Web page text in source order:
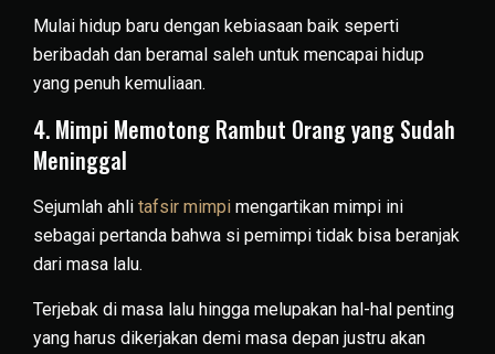
Mulai hidup baru dengan kebiasaan baik seperti
beribadah dan beramal saleh untuk mencapai hidup
yang penuh kemuliaan.
4. Mimpi Memotong Rambut Orang yang Sudah
Meninggal
Sejumlah ahli tafsir mimpi mengartikan mimpi ini
sebagai pertanda bahwa si pemimpi tidak bisa beranjak
dari masa lalu.
Terjebak di masa lalu hingga melupakan hal-hal penting
yang harus dikerjakan demi masa depan justru akan